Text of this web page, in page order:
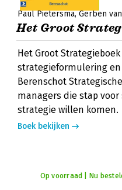
Paul Pietersma Gerben
Het Groot
Het Groot
strategieformulering
Berenschot
managers die stap
strategie willen komen.
Boek bekijken
Op voorraad | Nu